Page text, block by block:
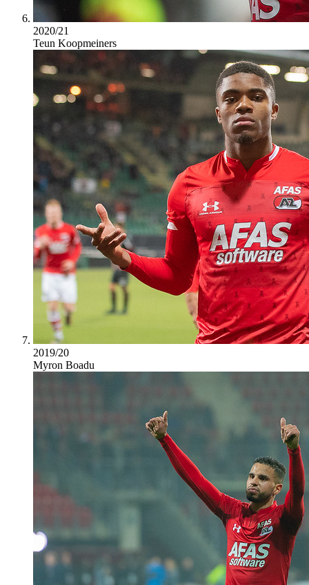
2020/21
Teun Koopmeiners
2019/20
Myron Boadu